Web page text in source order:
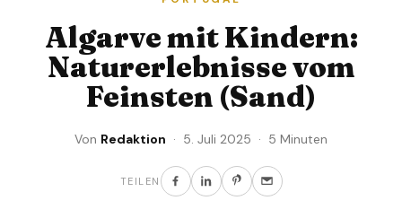
Algarve mit Kindern:
Naturerlebnisse vom
Feinsten (Sand)
Von Redaktion · 5. Juli 2025 · 5 Minuten
TEILEN